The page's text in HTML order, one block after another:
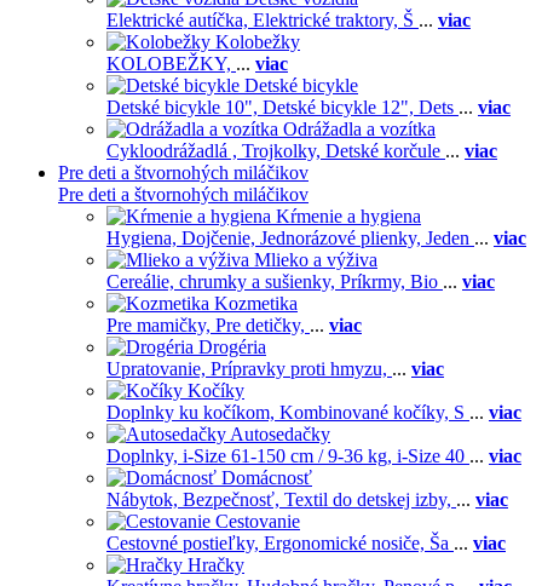
Elektrické autíčka, Elektrické traktory, Š ... viac
Kolobežky
KOLOBEŽKY, ... viac
Detské bicykle
Detské bicykle 10", Detské bicykle 12", Dets ... viac
Odrážadla a vozítka
Cykloodrážadlá , Trojkolky, Detské korčule ... viac
Pre deti a štvornohých miláčikov
Pre deti a štvornohých miláčikov
Kŕmenie a hygiena
Hygiena, Dojčenie, Jednorázové plienky, Jeden ... viac
Mlieko a výživa
Cereálie, chrumky a sušienky, Príkrmy, Bio ... viac
Kozmetika
Pre mamičky, Pre detičky, ... viac
Drogéria
Upratovanie, Prípravky proti hmyzu, ... viac
Kočíky
Doplnky ku kočíkom, Kombinované kočíky, S ... viac
Autosedačky
Doplnky, i-Size 61-150 cm / 9-36 kg, i-Size 40 ... viac
Domácnosť
Nábytok, Bezpečnosť, Textil do detskej izby, ... viac
Cestovanie
Cestovné postieľky, Ergonomické nosiče, Ša ... viac
Hračky